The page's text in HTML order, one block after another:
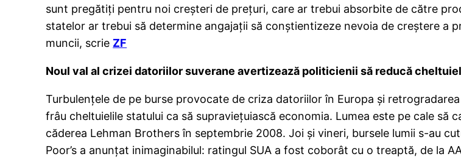
sunt pregătiţi pentru noi creşteri de preţuri, care ar trebui absorbite de către
statelor ar trebui să determine angajaţii să conştientizeze nevoia de creştere a
muncii, scrie ZF
Noul val al crizei datoriilor suverane avertizează politicienii să reducă
Turbulenţele de pe burse provocate de criza datoriilor în Europa şi
frâu cheltuielile statului ca să supravieţuiască economia. Lumea este pe cale
căderea Lehman Brothers în septembrie 2008. Joi şi vineri, bursele lumii s-au
Poor’s a anunţat inimaginabilul: ratingul SUA a fost coborât cu o treaptă, de la